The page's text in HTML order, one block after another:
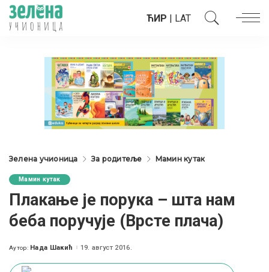
ЋИР | LAT
Зелена учионица За родитеље Мамин кутак
Мамин кутак
Плакање је порука – шта нам
беба поручује (Врсте плача)
Posted
Аутор: Нада Шакић 19. август 2016.